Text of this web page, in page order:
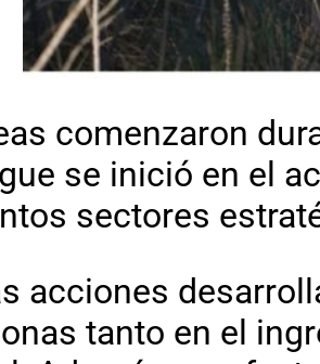
comenzaron
se inició en el
sectores
acciones
tanto en el